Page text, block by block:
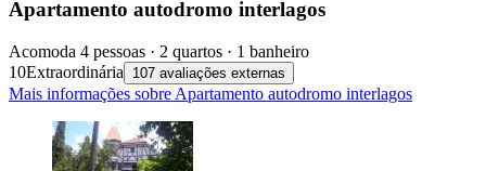
Apartamento autodromo interlagos
Acomoda 4 pessoas · 2 quartos · 1 banheiro
10Extraordinária 107 avaliações externas
Mais informações sobre Apartamento autodromo interlagos